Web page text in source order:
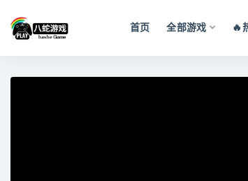
首页 全部游戏 🔥